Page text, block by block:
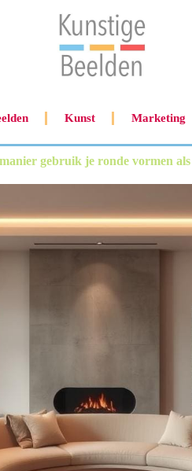
Kunst Marketing
gebruik je ronde vormen